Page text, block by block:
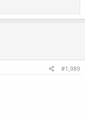
#1,989